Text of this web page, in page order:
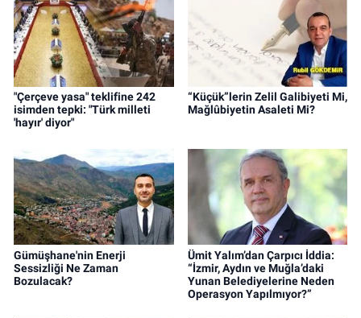
"Çerçeve yasa" teklifine 242
isimden tepki: "Türk milleti
'hayır' diyor"
“Küçük”lerin Zelil Galibiyeti Mi,
Mağlûbiyetin Asaleti Mi?
Gümüşhane'nin Enerji
Sessizliği Ne Zaman
Bozulacak?
Ümit Yalım’dan Çarpıcı İddia:
“İzmir, Aydın ve Muğla’daki
Yunan Belediyelerine Neden
Operasyon Yapılmıyor?”